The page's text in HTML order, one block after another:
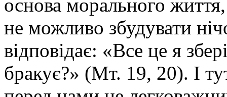
основа морального
не можливо збудувати
відповідає: «Все це я
бракує?» (Мт. 19, 20). І